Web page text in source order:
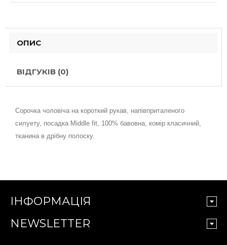
ОПИС
ВІДГУКІВ (0)
Сорочка чоловіча на короткий рукав, напівприталеного
силуету, посадка Middle fit, 100% бавовна, комір класичний,
тканина в дрібну полоску.
ІНФОРМАЦІЯ
NEWSLETTER